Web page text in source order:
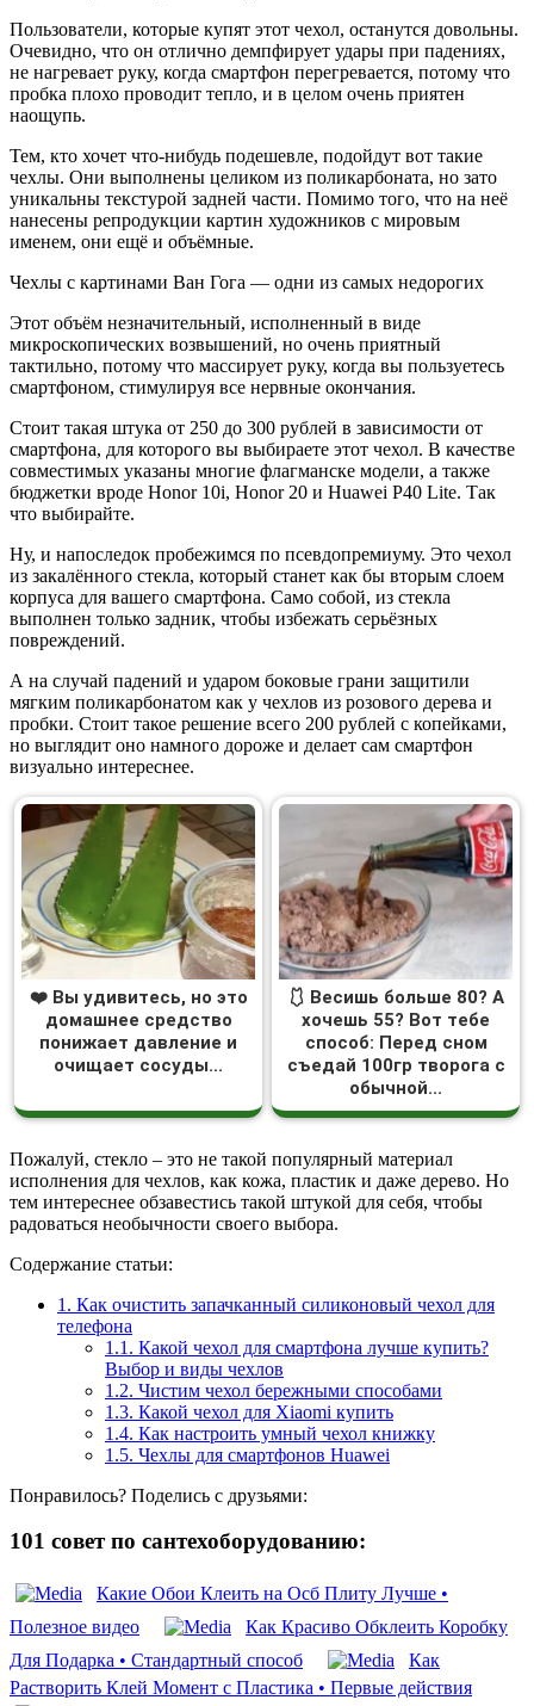
Пользователи, которые купят этот чехол, останутся довольны.
Очевидно, что он отлично демпфирует удары при падениях,
не нагревает руку, когда смартфон перегревается, потому что
пробка плохо проводит тепло, и в целом очень приятен
наощупь.
Тем, кто хочет что-нибудь подешевле, подойдут вот такие
чехлы. Они выполнены целиком из поликарбоната, но зато
уникальны текстурой задней части. Помимо того, что на неё
нанесены репродукции картин художников с мировым
именем, они ещё и объёмные.
Чехлы с картинами Ван Гога — одни из самых недорогих
Этот объём незначительный, исполненный в виде
микроскопических возвышений, но очень приятный
тактильно, потому что массирует руку, когда вы пользуетесь
смартфоном, стимулируя все нервные окончания.
Стоит такая штука от 250 до 300 рублей в зависимости от
смартфона, для которого вы выбираете этот чехол. В качестве
совместимых указаны многие флагманске модели, а также
бюджетки вроде Honor 10i, Honor 20 и Huawei P40 Lite. Так
что выбирайте.
Ну, и напоследок пробежимся по псевдопремиуму. Это чехол
из закалённого стекла, который станет как бы вторым слоем
корпуса для вашего смартфона. Само собой, из стекла
выполнен только задник, чтобы избежать серьёзных
повреждений.
А на случай падений и ударом боковые грани защитили
мягким поликарбонатом как у чехлов из розового дерева и
пробки. Стоит такое решение всего 200 рублей с копейками,
но выглядит оно намного дороже и делает сам смартфон
визуально интереснее.
❤️ Вы удивитесь, но это
домашнее средство
понижает давление и
очищает сосуды...
🩱 Весишь больше 80? А
хочешь 55? Вот тебе
способ: Перед сном
съедай 100гр творога с
обычной...
Пожалуй, стекло – это не такой популярный материал
исполнения для чехлов, как кожа, пластик и даже дерево. Но
тем интереснее обзавестись такой штукой для себя, чтобы
радоваться необычности своего выбора.
Содержание статьи:
1. Как очистить запачканный силиконовый чехол для
телефона
1.1. Какой чехол для смартфона лучше купить?
Выбор и виды чехлов
1.2. Чистим чехол бережными способами
1.3. Какой чехол для Xiaomi купить
1.4. Как настроить умный чехол книжку
1.5. Чехлы для смартфонов Huawei
Понравилось? Поделись с друзьями:
101 совет по сантехоборудованию:
Какие Обои Клеить на Осб Плиту Лучше •
Полезное видео
Как Красиво Обклеить Коробку
Для Подарка • Стандартный способ
Как
Растворить Клей Момент с Пластика • Первые действия